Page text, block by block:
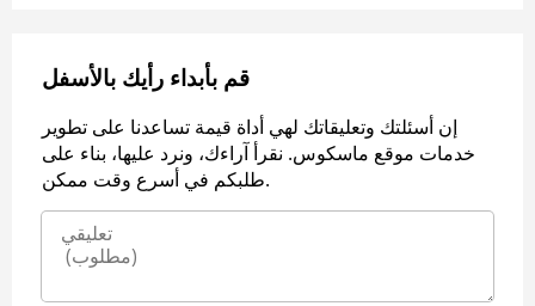
قم بأبداء رأيك بالأسفل
إن أسئلتك وتعليقاتك لهي أداة قيمة تساعدنا على تطوير
خدمات موقع ماسكوس. نقرأ آراءك، ونرد عليها، بناء على
طلبكم في أسرع وقت ممكن.